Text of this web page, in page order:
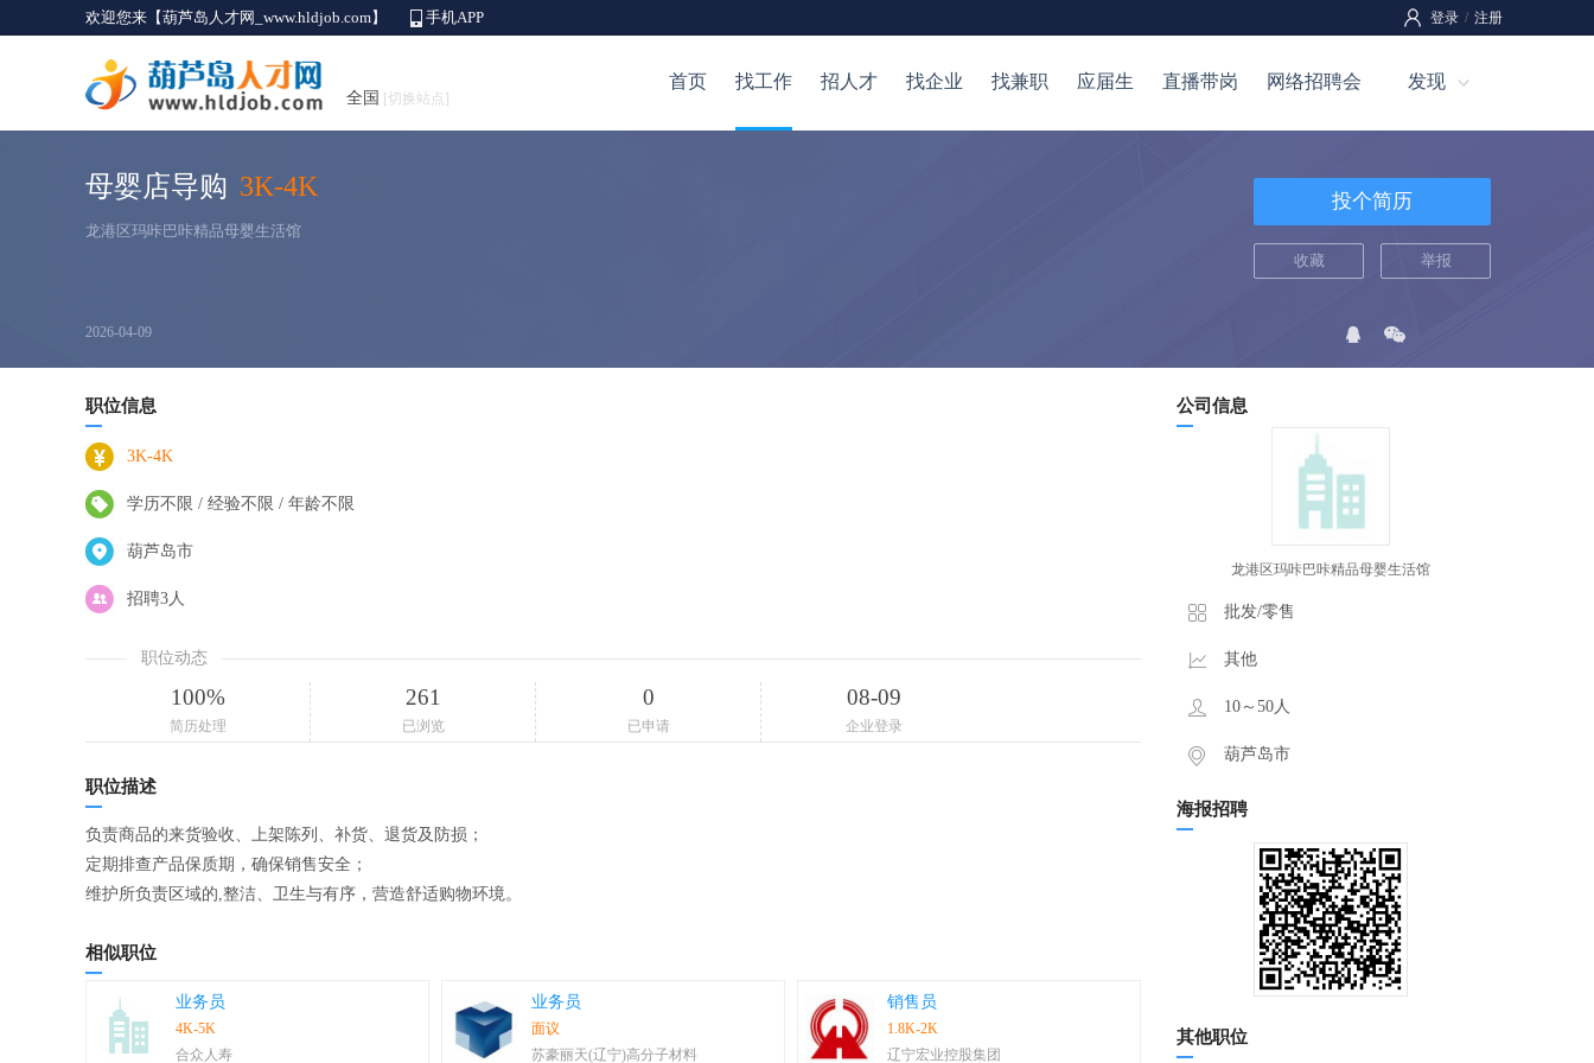
欢迎您来【葫芦岛人才网_www.hldjob.com】 手机APP 登录 / 注册
全国 [切换站点]
首页 找工作 招人才 找企业 找兼职 应届生 直播带岗 网络招聘会 发现
母婴店导购 3K-4K
龙港区玛咔巴咔精品母婴生活馆
投个简历
收藏 举报
2026-04-09
职位信息
3K-4K
学历不限 / 经验不限 / 年龄不限
葫芦岛市
招聘3人
职位动态
100%
简历处理
261
已浏览
0
已申请
08-09
企业登录
职位描述
负责商品的来货验收、上架陈列、补货、退货及防损；
定期排查产品保质期，确保销售安全；
维护所负责区域的,整洁、卫生与有序，营造舒适购物环境。
相似职位
业务员
4K-5K
合众人寿
业务员
面议
苏豪丽天(辽宁)高分子材料
销售员
1.8K-2K
辽宁宏业控股集团
公司信息
龙港区玛咔巴咔精品母婴生活馆
批发/零售
其他
10～50人
葫芦岛市
海报招聘
其他职位